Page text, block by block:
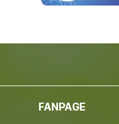
FANPAGE